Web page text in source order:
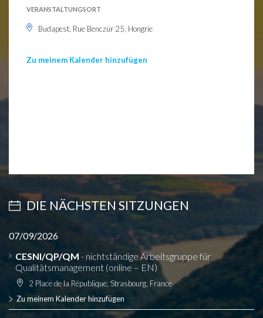
VERANSTALTUNGSORT
Budapest, Rue Benczúr 25, Hongrie
Zu meinem Kalender hinzufügen
DIE NÄCHSTEN SITZUNGEN
07/09/2026
CESNI/QP/QM - nichtständige Arbeitsgruppe für
Qualitätsmanagement (online – EN)
2 Place de la République, Strasbourg, France
Zu meinem Kalender hinzufügen